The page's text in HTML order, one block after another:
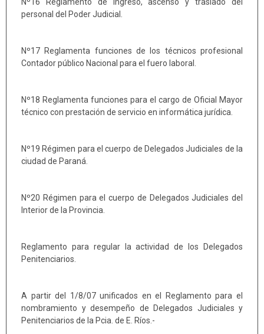
personal del Poder Judicial.
Nº17 Reglamenta funciones de los técnicos profesional
Contador público Nacional para el fuero laboral.
Nº18 Reglamenta funciones para el cargo de Oficial Mayor
técnico con prestación de servicio en informática jurídica.
Nº19 Régimen para el cuerpo de Delegados Judiciales de la
ciudad de Paraná.
Nº20 Régimen para el cuerpo de Delegados Judiciales del
Interior de la Provincia.
Reglamento para regular la actividad de los Delegados
Penitenciarios.
A partir del 1/8/07 unificados en el Reglamento para el
nombramiento y desempeño de Delegados Judiciales y
Penitenciarios de la Pcia. de E. Ríos.-